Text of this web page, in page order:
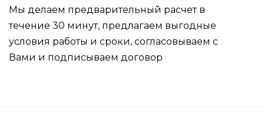
Мы делаем предварительный расчет в
течение 30 минут, предлагаем выгодные
условия работы и сроки, согласовываем с
Вами и подписываем договор